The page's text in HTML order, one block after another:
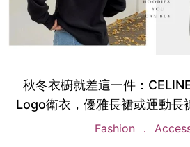
秋冬衣櫥就差這一件：
Logo衛衣，優雅長裙或運動長
Fashion